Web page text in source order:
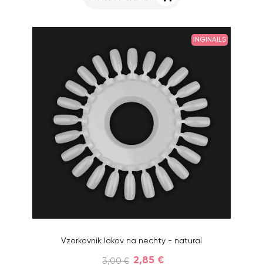
INGINAILS
Vzorkovník lakov na nechty - natural
3,00 € 2,85 €